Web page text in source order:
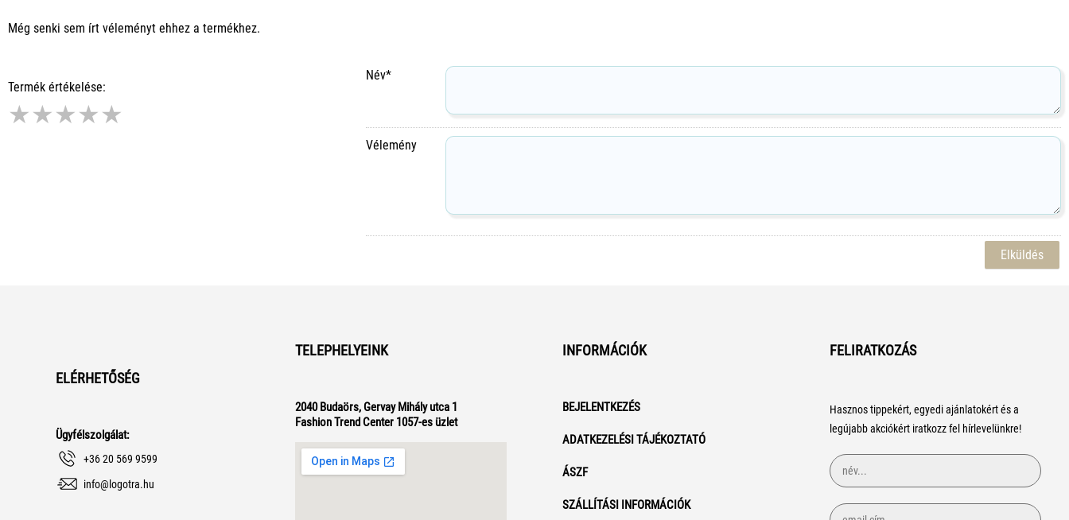
Még senki sem írt véleményt ehhez a termékhez.
Termék értékelése:
★★★★★
Név*
Vélemény
ELÉRHETŐSÉG
Ügyfélszolgálat:
+36 20 569 9599
info@logotra.hu
TELEPHELYEINK
2040 Budaörs, Gervay Mihály utca 1
Fashion Trend Center 1057-es üzlet
INFORMÁCIÓK
BEJELENTKEZÉS
ADATKEZELÉSI TÁJÉKOZTATÓ
ÁSZF
SZÁLLÍTÁSI INFORMÁCIÓK
FELIRATKOZÁS
Hasznos tippekért, egyedi ajánlatokért és a
legújabb akciókért iratkozz fel hírlevelünkre!